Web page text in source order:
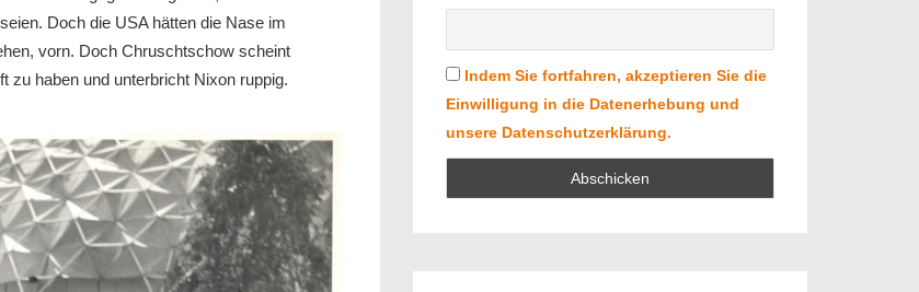
Doch die USA hätten die Nase im
vorn. Doch Chruschtschow scheint
zu haben und unterbricht Nixon ruppig.
Indem Sie fortfahren, akzeptieren Sie die
Einwilligung in die Datenerhebung und
unsere Datenschutzerklärung.